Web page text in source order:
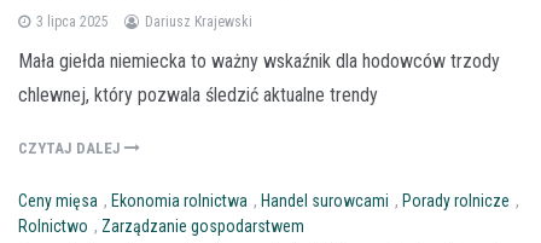
3 lipca 2025 Dariusz Krajewski
Mała giełda niemiecka to ważny wskaźnik dla hodowców trzody
chlewnej, który pozwala śledzić aktualne trendy
CZYTAJ DALEJ
Ceny mięsa , Ekonomia rolnictwa , Handel surowcami , Porady rolnicze ,
Rolnictwo , Zarządzanie gospodarstwem